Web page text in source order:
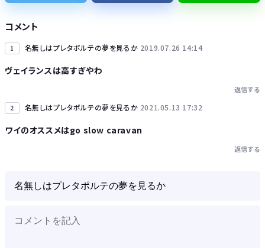
コメント
1 名無しはプレタポルテの夢を見るか 2019.07.26 14:14
ヴェイランスは高すぎやわ
返信する
2 名無しはプレタポルテの夢を見るか 2021.05.13 17:32
ワイのオススメはgo slow caravan
返信する